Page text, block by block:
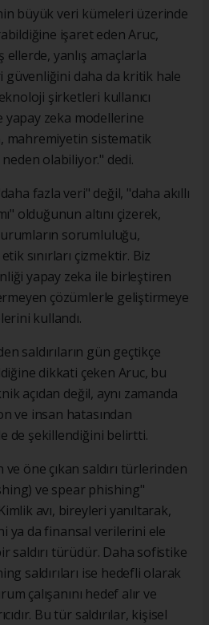
büyük veri kümeleri üzerinde
işaret eden Aruc,
ellerde, yanlış amaçlarla
güvenliğini daha da kritik hale
şirketleri kullanıcı
zeka modellerine
mahremiyetin sistematik
olabiliyor." dedi.
fazla veri" değil, "daha akıllı
olduğunun altını çizerek,
sorumluluğu,
sınırları çizmektir. Biz
yapay zeka ile birleştiren
çözümlerle geliştirmeye
kullandı.
saldırıların gün geçtikçe
dikkati çeken Aruc, bu
açıdan değil, aynı zamanda
ve insan hatasından
de şekillendiğini belirtti.
öne çıkan saldırı türlerinden
ve spear phishing"
avı, bireyleri yanıltarak,
ya da finansal verilerini ele
saldırı türüdür. Daha sofistike
saldırıları ise hedefli olarak
çalışanını hedef alır ve
Bu tür saldırılar, kişisel